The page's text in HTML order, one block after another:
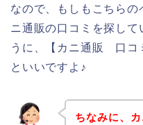
なので、もしもこちらの
ニ通販の口コミを探して
うに、【カニ通販 口コ
といいですよ♪
ちなみに、